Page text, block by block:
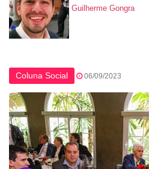
Guilherme Gongra
Coluna Social 06/09/2023